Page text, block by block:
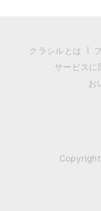
クラシルとは
サービスに
お